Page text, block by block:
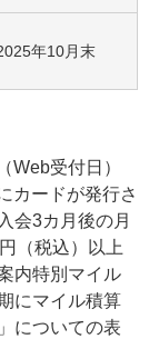
年10月末
Web受付日）
カードが発行さ
会3カ月後の月
（税込）以上
内特別マイル
にマイル積算
についての表